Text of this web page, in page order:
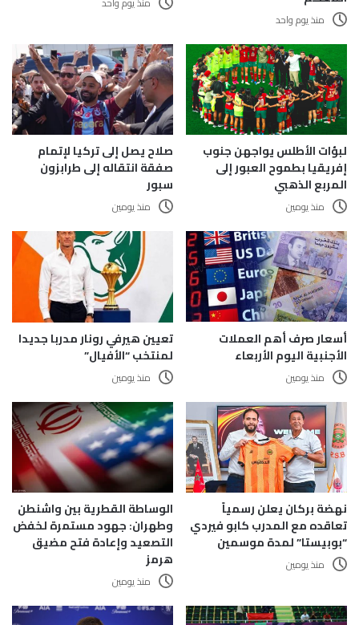
منذ يوم واحد
لبؤات الأطلس يواجهن جنوب
إفريقيا بطموح العبور إلى
المربع الذهبي
منذ يومين
صلاح يصل إلى تركيا لإتمام
صفقة انتقاله إلى طرابزون
سبور
منذ يومين
أسعار صرف أهم العملات
الأجنبية اليوم الأربعاء
منذ يومين
تعيين هيرفي رونار مدربا جديدا
لمنتخب “الأفيال”
منذ يومين
نهضة بركان يعلن رسمياً
تعاقده مع المدرب كابو فيردي
“بوبيستا” لمدة موسمين
منذ يومين
الوساطة القطرية بين واشنطن
وطهران: جهود مستمرة لخفض
التصعيد وإعادة فتح مضيق
هرمز
منذ يومين